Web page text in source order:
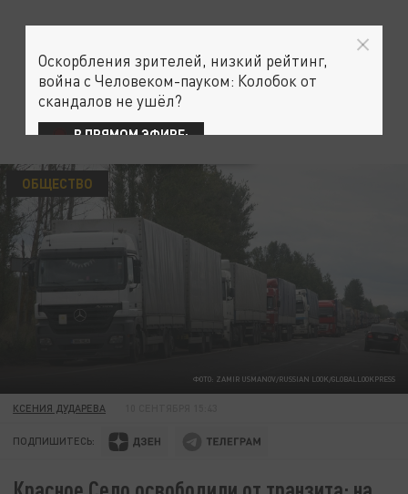
ФОТО: ZAMIR USMANOV/RUSSIAN LOOK/GLOBALLOOKPRESS
ОБЩЕСТВО
КСЕНИЯ ДУДАРЕВА
ПОДПИШИТЕСЬ:
Оскорбления зрителей, низкий рейтинг,
война с Человеком-пауком: Колобок от
скандалов не ушёл?
В ПРЯМОМ ЭФИРЕ: